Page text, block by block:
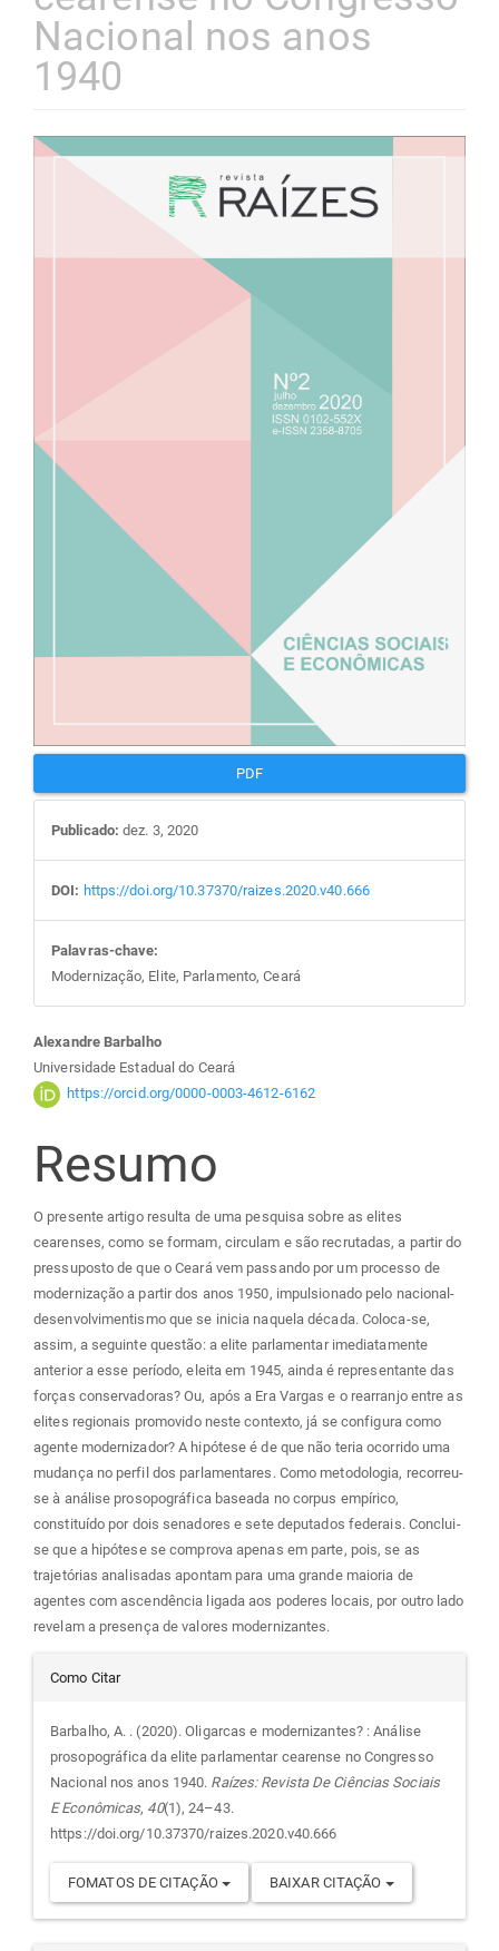
Nacional nos anos
1940
Barra
lateral
de
PDF
Publicado: dez. 3, 2020
DOI: https://doi.org/10.37370/raizes.2020.v40.666
Palavras-chave:
Modernização, Elite, Parlamento, Ceará
Conteúdo
do
artigo
principal
Alexandre Barbalho
Universidade Estadual do Ceará
https://orcid.org/0000-0003-4612-6162
Resumo
O presente artigo resulta de uma pesquisa sobre as elites
cearenses, como se formam, circulam e são recrutadas, a partir do
pressuposto de que o Ceará vem passando por um processo de
modernização a partir dos anos 1950, impulsionado pelo nacional-
desenvolvimentismo que se inicia naquela década. Coloca-se,
assim, a seguinte questão: a elite parlamentar imediatamente
anterior a esse período, eleita em 1945, ainda é representante das
forças conservadoras? Ou, após a Era Vargas e o rearranjo entre as
elites regionais promovido neste contexto, já se configura como
agente modernizador? A hipótese é de que não teria ocorrido uma
mudança no perfil dos parlamentares. Como metodologia, recorreu-
se à análise prosopográfica baseada no corpus empírico,
constituído por dois senadores e sete deputados federais. Conclui-
se que a hipótese se comprova apenas em parte, pois, se as
trajetórias analisadas apontam para uma grande maioria de
agentes com ascendência ligada aos poderes locais, por outro lado
revelam a presença de valores modernizantes.
Detalhes
do
artigo
Como Citar
Barbalho, A. . (2020). Oligarcas e modernizantes? : Análise
prosopográfica da elite parlamentar cearense no Congresso
Nacional nos anos 1940. Raízes: Revista De Ciências Sociais
E Econômicas, 40(1), 24–43.
https://doi.org/10.37370/raizes.2020.v40.666
FOMATOS DE CITAÇÃO BAIXAR CITAÇÃO